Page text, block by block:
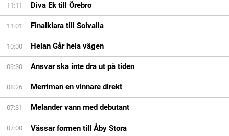
11:11 Diva Ek till Örebro
11:01 Finalklara till Solvalla
10:00 Helan Går hela vägen
09:30 Ansvar ska inte dra ut på tiden
08:26 Merriman en vinnare direkt
07:31 Melander vann med debutant
07:00 Vässar formen till Åby Stora